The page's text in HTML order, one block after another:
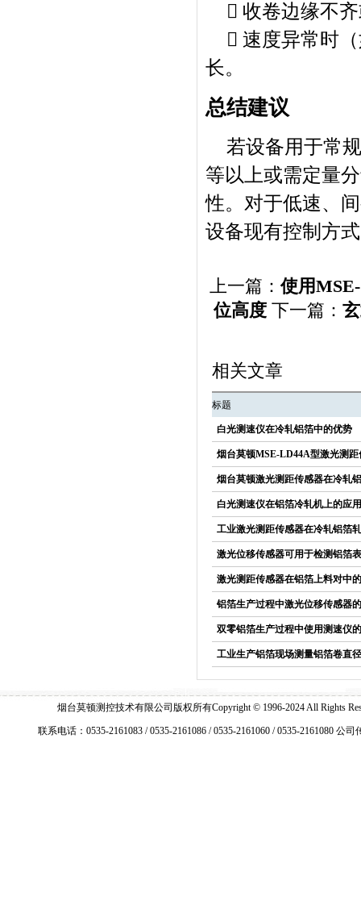
 收卷边缘不
 速度异常时
长。
总结建议
若设备用于常
等以上或需定量
性。对于低速、
设备现有控制方
上一篇： 使用
位高度 下一篇：
相关文章
标题
白光测速仪在冷轧铝箔中的优势
烟台莫顿MSE-LD44A型激光测
烟台莫顿激光测距传感器在冷轧
白光测速仪在铝箔冷轧机上的应用
工业激光测距传感器在冷轧铝箔
激光位移传感器可用于检测铝箔
激光测距传感器在铝箔上料对中
铝箔生产过程中激光位移传感器
双零铝箔生产过程中使用测速仪
工业生产铝箔现场测量铝箔卷直
烟台莫顿测控技术有限公司版权所有Copyright © 1996-2024 All Rights
联系电话：0535-2161083 / 0535-2161086 / 0535-2161060 / 0535-2161080 公